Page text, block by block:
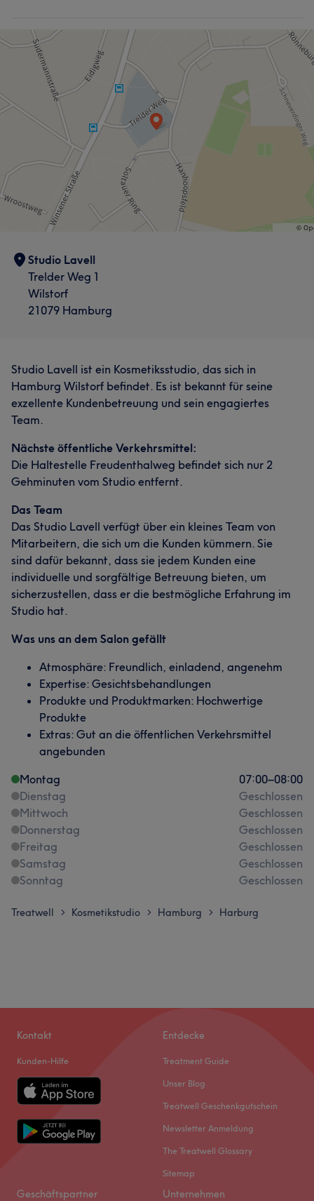
Studio Lavell
Trelder Weg 1
Wilstorf
21079 Hamburg
Studio Lavell ist ein Kosmetiksstudio, das sich in
Hamburg Wilstorf befindet. Es ist bekannt für seine
exzellente Kundenbetreuung und sein engagiertes
Team.
Nächste öffentliche Verkehrsmittel:
Die Haltestelle Freudenthalweg befindet sich nur 2
Gehminuten vom Studio entfernt.
Das Team
Das Studio Lavell verfügt über ein kleines Team von
Mitarbeitern, die sich um die Kunden kümmern. Sie
sind dafür bekannt, dass sie jedem Kunden eine
individuelle und sorgfältige Betreuung bieten, um
sicherzustellen, dass er die bestmögliche Erfahrung im
Studio hat.
Was uns an dem Salon gefällt
Atmosphäre: Freundlich, einladend, angenehm
Expertise: Gesichtsbehandlungen
Produkte und Produktmarken: Hochwertige
Produkte
Extras: Gut an die öffentlichen Verkehrsmittel
angebunden
Montag
07:00–08:00
Dienstag
Geschlossen
Mittwoch
Geschlossen
Donnerstag
Geschlossen
Freitag
Geschlossen
Samstag
Geschlossen
Sonntag
Geschlossen
Treatwell > Kosmetikstudio > Hamburg > Harburg
Kontakt
Kunden-Hilfe
Entdecke
Treatment Guide
Unser Blog
Treatwell Geschenkgutschein
Newsletter Anmeldung
The Treatwell Glossary
Sitemap
Geschäftspartner Unternehmen